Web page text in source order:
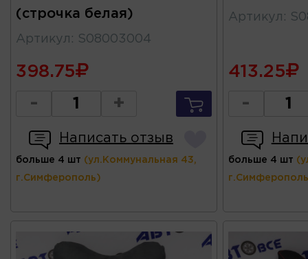
(строчка белая)
Артикул : S08003004
398.75
- +
Написать отзыв
больше 4 шт (ул.Коммунальная 43,
г.Симферополь)
Артикул :
413.25
-
больше 4 шт